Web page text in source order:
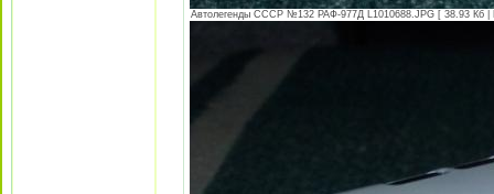
Автолегенды СССР №132 РАФ-977Д L1010688.JPG [ 38.93 Кб |